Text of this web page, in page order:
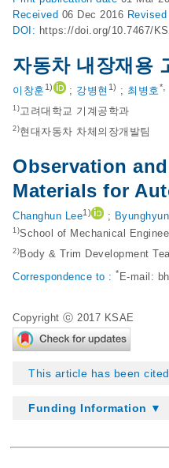
Received 06 Dec 2016 Revised
DOI: https://doi.org/10.7467/
자동차 내장재용
이창훈 1) ; 강병현 1) ; 최병호*,
1)고려대학교 기계공학과
2)현대자동차 차체의장개발팀
Observation
Materials for
Changhun Lee1) ;
1)School of Mechanical
2) Body & Trim Development
Correspondence to : * E-mail:
Copyright ⓒ 2017 KSAE
This article has been
Funding Information ▼